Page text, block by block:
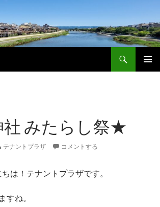
みたらし祭★
テナントプラザ コメントする
は！テナントプラザです。
すね。